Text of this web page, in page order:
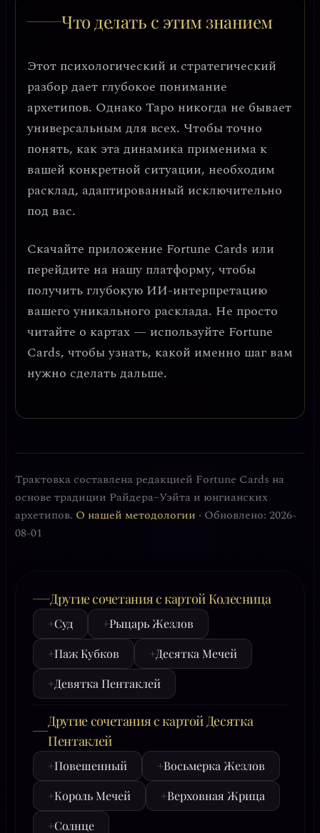
Что делать с этим знанием
Этот психологический и стратегический
разбор дает глубокое понимание
архетипов. Однако Таро никогда не бывает
универсальным для всех. Чтобы точно
понять, как эта динамика применима к
вашей конкретной ситуации, необходим
расклад, адаптированный исключительно
под вас.
Скачайте приложение Fortune Cards или
перейдите на нашу платформу, чтобы
получить глубокую ИИ-интерпретацию
вашего уникального расклада. Не просто
читайте о картах — используйте Fortune
Cards, чтобы узнать, какой именно шаг вам
нужно сделать дальше.
Трактовка составлена редакцией Fortune Cards на
основе традиции Райдера–Уэйта и юнгианских
архетипов. О нашей методологии · Обновлено: 2026-
08-01
Другие сочетания с картой Колесница
+Суд +Рыцарь Жезлов
+Паж Кубков +Десятка Мечей
+Девятка Пентаклей
Другие сочетания с картой Десятка
Пентаклей
+Повешенный +Восьмерка Жезлов
+Король Мечей +Верховная Жрица
+Солнце